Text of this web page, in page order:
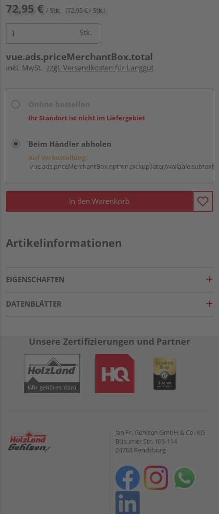
72,95 € / Stk. (72,95 € / Stk.)
Stk.
vue.ads.priceMerchantBox.total
inkl. MwSt. zzgl. Versandkosten für Langgut
Ihr Standort ist nicht im Liefergebiet
Beim Händler abholen
Auf Vorbestellung:
vue.ads.priceMerchantBox.option.pickup.laterAvailable.subtext
In den Warenkorb
Artikelinformationen
EIGENSCHAFTEN
DATENBLÄTTER
Unsere Zertifizierungen und Partner
Jan Fr. Gehlsen GmbH & Co. KG
Büsumer Str. 106-114
24768 Rendsburg